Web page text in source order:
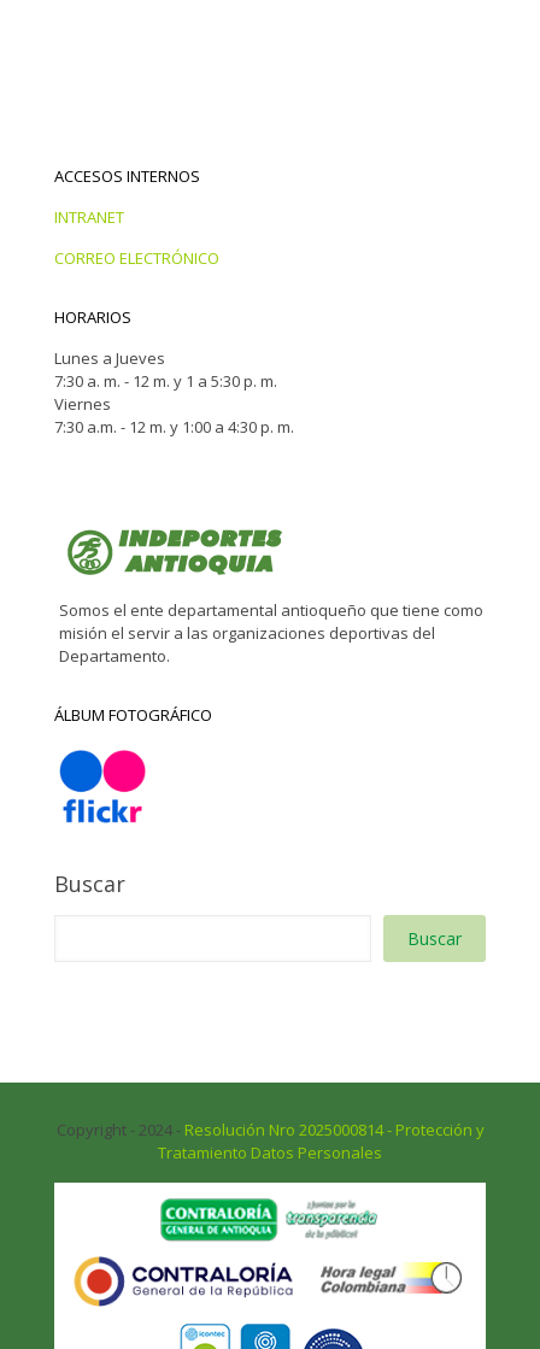
ACCESOS INTERNOS
INTRANET
CORREO ELECTRÓNICO
HORARIOS
Lunes a Jueves
7:30 a. m. - 12 m. y 1 a 5:30 p. m.
Viernes
7:30 a.m. - 12 m. y 1:00 a 4:30 p. m.
Somos el ente departamental antioqueño que tiene como
misión el servir a las organizaciones deportivas del
Departamento.
ÁLBUM FOTOGRÁFICO
Buscar
Buscar
Copyright - 2024 - Resolución Nro 2025000814 - Protección y
Tratamiento Datos Personales